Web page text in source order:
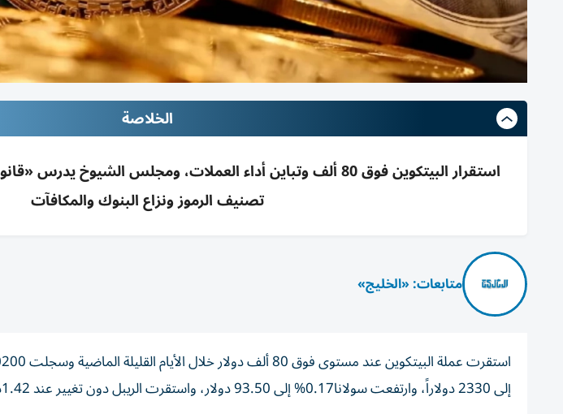
الخلاصة
استقرار البيتكوين فوق 80 ألف وتباين أداء العملات، ومجلس
تصنيف الرموز ونزاع البنوك والمكافآت
متابعات: «الخليج»
إلى 2330 دولاراً، وارتفعت سولانا0.17% إلى 93.50 دولار، واستقرت الريبل دون تغيير عند 1.42دولار.